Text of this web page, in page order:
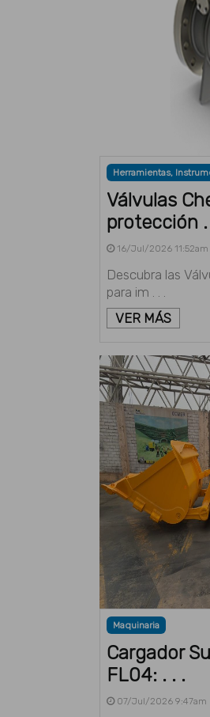
Herramientas,
Válvulas
protección .
16/Jul/2026 11:52am
Descubra las
para im . . .
VER MÁS
Maquinaria
Cargador
FL04: . . .
07/Jul/2026 9:47am